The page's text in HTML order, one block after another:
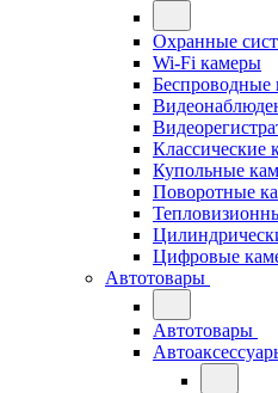
Охранные
Wi-Fi камеры
Беспроводные
Классические
Купольные
Поворотные
Цифровые
Автотовары
Автотовары